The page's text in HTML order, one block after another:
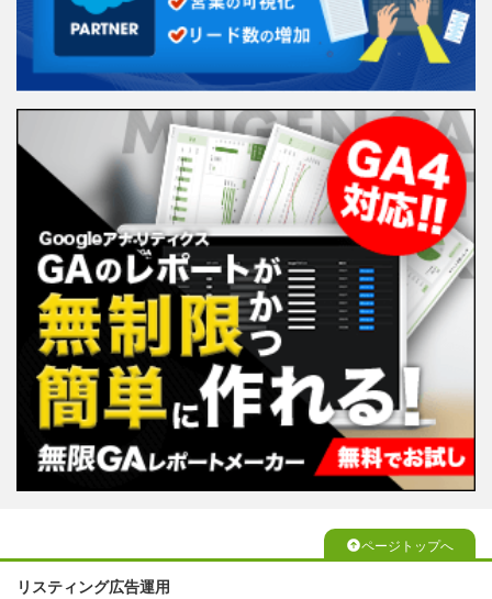
ページトップへ
リスティング広告運用